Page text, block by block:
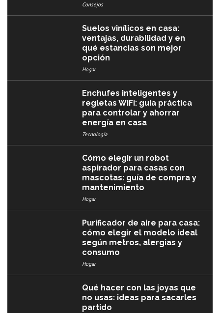
Consejos
Suelos vinílicos en casa:
ventajas, durabilidad y en
qué estancias son mejor
opción
Hogar
Enchufes inteligentes y
regletas WiFi: guía práctica
para controlar y ahorrar
energía en casa
Tecnología
Cómo elegir un robot
aspirador para casas con
mascotas: guía de compra y
mantenimiento
Hogar
Purificador de aire para casa:
cómo elegir el modelo ideal
según metros, alergias y
consumo
Hogar
Qué hacer con las joyas que
no usas: ideas para sacarles
partido